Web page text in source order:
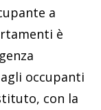
a
è
occupanti
con la